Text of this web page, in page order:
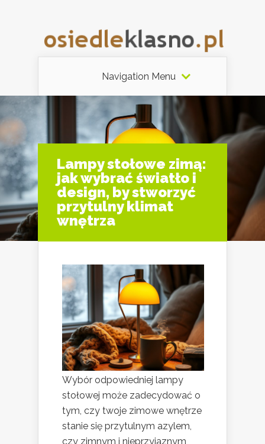
Navigation Menu
Lampy stołowe zimą:
jak wybrać światło i
design, by stworzyć
przytulny klimat
wnętrza
Wybór odpowiedniej lampy
stołowej może zadecydować o
tym, czy twoje zimowe wnętrze
stanie się przytulnym azylem,
czy zimnym i nieprzyjaznym